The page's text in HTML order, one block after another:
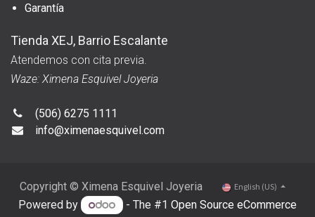
Garantía
Tienda XEJ, Barrio Escalante
Atendemos con cita previa.
Waze: Ximena Esquivel Joyeria
(506) 6275 1111
info@ximenaesquivel.com
Copyright © Ximena Esquivel Joyeria English (US)
Powered by - The #1 Open Source eCommerce